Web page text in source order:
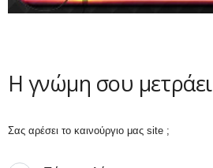
Η γνώμη σου μετράει
Σας αρέσει το καινούργιο μας site ;